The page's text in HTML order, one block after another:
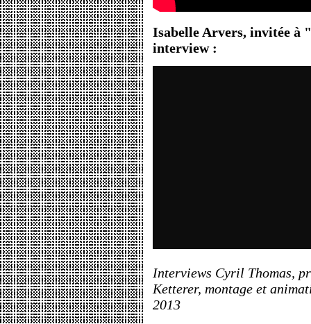
Isabelle Arvers, invitée à
interview :
Interviews Cyril Thomas,
Ketterer, montage et
2013